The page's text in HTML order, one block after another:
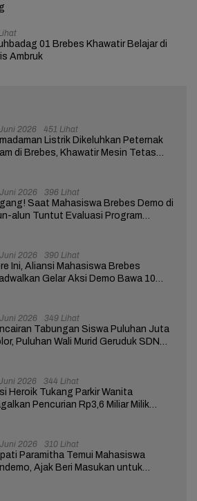
01 Brebes Khawatir Belajar di
Ambruk
2026 451 Lihat
Listrik Dikeluhkan Peternak
di Brebes, Khawatir Mesin Tetas
2026 396 Lihat
Saat Mahasiswa Brebes Demo di
alun Tuntut Evaluasi Program
2026 390 Lihat
Ini, Aliansi Mahasiswa Brebes
Gelar Aksi Demo Bawa 10
2026 349 Lihat
Tabungan Siswa Puluhan Juta
Puluhan Wali Murid Geruduk SDN
2026 344 Lihat
Heroik Tukang Parkir Wanita
Pencurian Rp3,6 Miliar Milik
2026 310 Lihat
Paramitha Temui Mahasiswa
Ajak Beri Masukan untuk